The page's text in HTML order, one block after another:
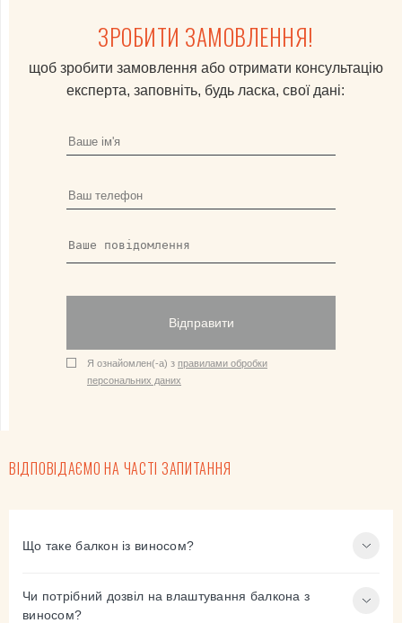
ЗРОБИТИ ЗАМОВЛЕННЯ!
щоб зробити замовлення або отримати консультацію
експерта, заповніть, будь ласка, свої дані:
Відправити
Я ознайомлен(-а) з правилами обробки
персональних даних
ВІДПОВІДАЄМО НА ЧАСТІ ЗАПИТАННЯ
Що таке балкон із виносом?
Чи потрібний дозвіл на влаштування балкона з
виносом?